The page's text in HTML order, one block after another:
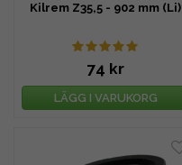
Kilrem Z35,5 - 902 mm (Li)
74 kr
LÄGG I VARUKORG